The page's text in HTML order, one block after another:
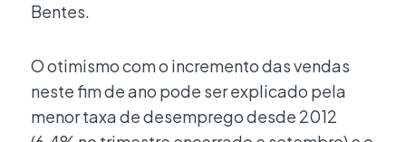
Bentes.
O otimismo com o incremento das vendas
neste fim de ano pode ser explicado pela
menor taxa de desemprego desde 2012